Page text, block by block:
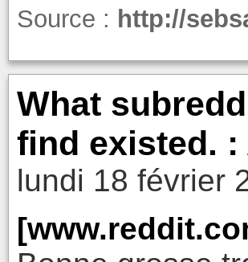
Source : http://
What
find existed. :
lundi 18 février